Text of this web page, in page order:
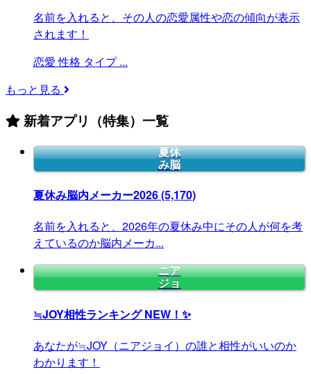
名前を入れると、その人の恋愛属性や恋の傾向が表示
されます！
恋愛 性格 タイプ ...
もっと見る
新着アプリ（特集）一覧
夏休
み脳
夏休み脳内メーカー2026(5,170)
名前を入れると、2026年の夏休み中にその人が何を考
えているのか脳内メーカ...
ニア
ジョ
≒JOY相性ランキングNEW！✨
あなたが≒JOY（ニアジョイ）の誰と相性がいいのか
わかります！